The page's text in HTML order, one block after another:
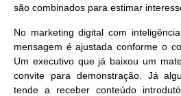
são combinados para estimar
No marketing digital com
mensagem é ajustada conforme o
Um executivo que já baixou um
convite para demonstração. Já
tende a receber conteúdo